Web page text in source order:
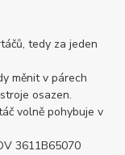
tedy za jeden
měnit v párech
osazen.
volně pohybuje v
3611B65070